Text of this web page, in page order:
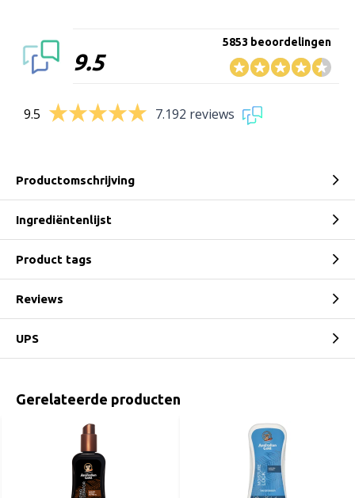
9.5
5853 beoordelingen
9.5 7.192 reviews
Productomschrijving
Ingrediëntenlijst
Product tags
Reviews
UPS
Gerelateerde producten